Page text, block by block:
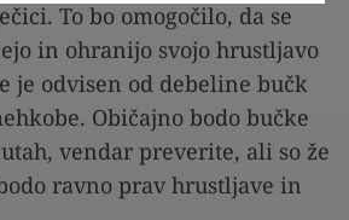
To bo omogočilo, da se
in ohranijo svojo hrustljavo
je odvisen od debeline bučk
Običajno bodo bučke
vendar preverite, ali so že
ravno prav hrustljave in